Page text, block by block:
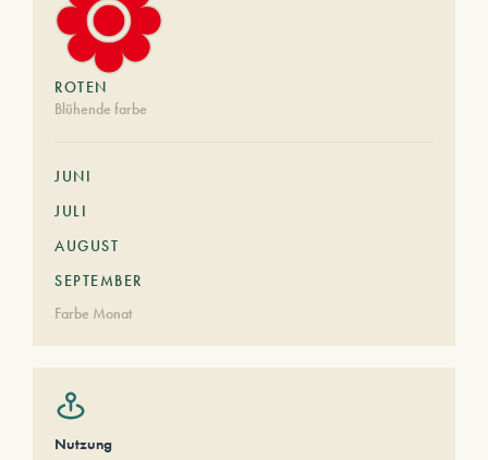
ROTEN
Blühende farbe
JUNI
JULI
AUGUST
SEPTEMBER
Farbe Monat
Nutzung